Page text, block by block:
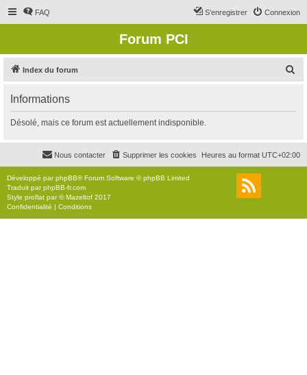
FAQ Connexion
S’enregistrer
Forum PCI
Index du forum
r
c
r
Informations
Désolé, mais ce forum est actuellement indisponible.
Heures au format UTC+02:00
Supprimer les cookies
Nous contacter
Développé parphpBB® Forum Software © phpBB Limited
Traduit parphpBB-fr.com
Style proflat par ©Mazeltof 2017
Confidentialité | Conditions